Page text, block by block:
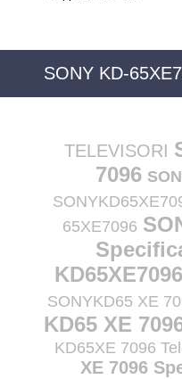
SONY KD-
TELEVISORI
7096
65XE7096
KD65XE7096
SONYKD65 XE
KD65 XE
KD65XE 7096
XE 7096